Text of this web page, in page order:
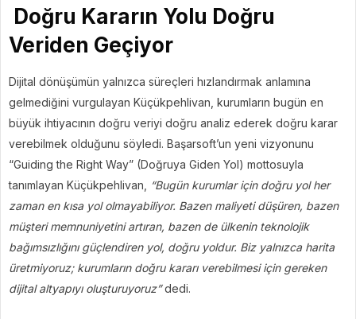
Doğru Kararın Yolu Doğru
Veriden Geçiyor
Dijital dönüşümün yalnızca süreçleri hızlandırmak anlamına
gelmediğini vurgulayan Küçükpehlivan, kurumların bugün en
büyük ihtiyacının doğru veriyi doğru analiz ederek doğru karar
verebilmek olduğunu söyledi. Başarsoft’un yeni vizyonunu
“Guiding the Right Way” (Doğruya Giden Yol) mottosuyla
tanımlayan Küçükpehlivan,
“Bugün kurumlar için doğru yol her
zaman en kısa yol olmayabiliyor. Bazen maliyeti düşüren, bazen
müşteri memnuniyetini artıran, bazen de ülkenin teknolojik
bağımsızlığını güçlendiren yol, doğru yoldur. Biz yalnızca harita
üretmiyoruz; kurumların doğru kararı verebilmesi için gereken
dijital altyapıyı oluşturuyoruz”dedi.